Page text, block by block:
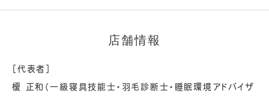
店舗情報
［代表者］
榎 正和（一級寝具技能士・羽毛診断士・睡眠環境アドバイザ